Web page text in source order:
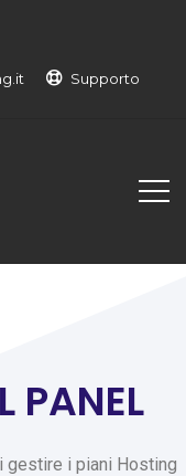
Supporto
PANEL
gestire i piani Hosting